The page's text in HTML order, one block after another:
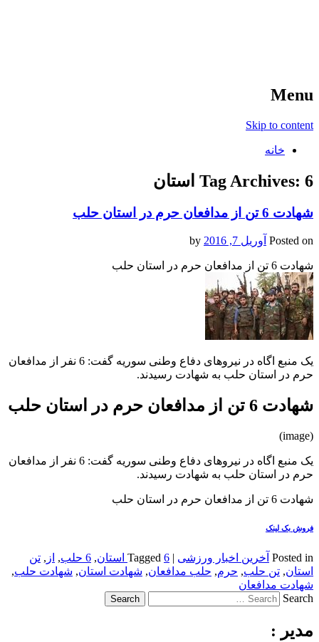
Menu
Skip to content
خانه
Tag Archives: 6 استان
شهادت 6 تن از مدافعان حرم در استان حلب
Posted on آوریل 7, 2016
شهادت 6 تن از مدافعان حرم در استان حلب
یک منبع اگاه در نیروهای دفاع وطنی سوریه گفت: 6 نفر از مدافعان
حرم در استان حلب به شهادت رسیدند.
شهادت 6 تن از مدافعان حرم در استان حلب
(image)
یک منبع اگاه در نیروهای دفاع وطنی سوریه گفت: 6 نفر از مدافعان
حرم در استان حلب به شهادت رسیدند.
شهادت 6 تن از مدافعان حرم در استان حلب
فروش بک لینک
Posted in آخرین اخبار ورزشی |
Tagged 6 استان , 6 حلب , از , تن
استان, تن حلب, حرم, حلب مدافعان, شهادت استان, شهادت حلب,
شهادت مدافعان
Search
مدیر :